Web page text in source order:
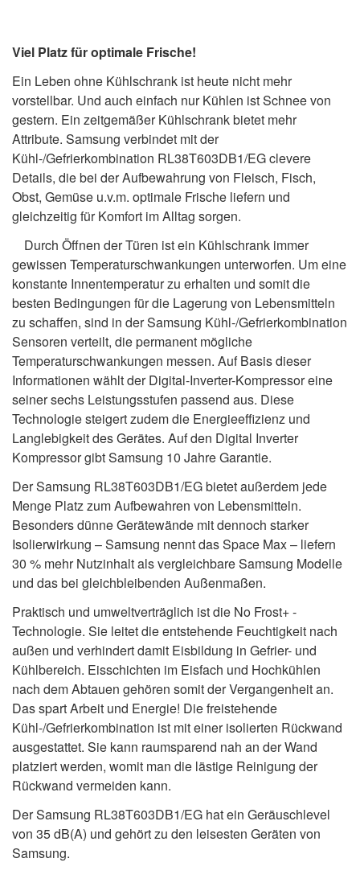
Viel Platz für optimale Frische!
Ein Leben ohne Kühlschrank ist heute nicht mehr
vorstellbar. Und auch einfach nur Kühlen ist Schnee von
gestern. Ein zeitgemäßer Kühlschrank bietet mehr
Attribute. Samsung verbindet mit der
Kühl-/Gefrierkombination RL38T603DB1/EG clevere
Details, die bei der Aufbewahrung von Fleisch, Fisch,
Obst, Gemüse u.v.m. optimale Frische liefern und
gleichzeitig für Komfort im Alltag sorgen.
Durch Öffnen der Türen ist ein Kühlschrank immer
gewissen Temperaturschwankungen unterworfen. Um eine
konstante Innentemperatur zu erhalten und somit die
besten Bedingungen für die Lagerung von Lebensmitteln
zu schaffen, sind in der Samsung Kühl-/Gefrierkombination
Sensoren verteilt, die permanent mögliche
Temperaturschwankungen messen. Auf Basis dieser
Informationen wählt der Digital-Inverter-Kompressor eine
seiner sechs Leistungsstufen passend aus. Diese
Technologie steigert zudem die Energieeffizienz und
Langlebigkeit des Gerätes. Auf den Digital Inverter
Kompressor gibt Samsung 10 Jahre Garantie.
Der Samsung RL38T603DB1/EG bietet außerdem jede
Menge Platz zum Aufbewahren von Lebensmitteln.
Besonders dünne Gerätewände mit dennoch starker
Isolierwirkung – Samsung nennt das Space Max – liefern
30 % mehr Nutzinhalt als vergleichbare Samsung Modelle
und das bei gleichbleibenden Außenmaßen.
Praktisch und umweltverträglich ist die No Frost+ -
Technologie. Sie leitet die entstehende Feuchtigkeit nach
außen und verhindert damit Eisbildung in Gefrier- und
Kühlbereich. Eisschichten im Eisfach und Hochkühlen
nach dem Abtauen gehören somit der Vergangenheit an.
Das spart Arbeit und Energie! Die freistehende
Kühl-/Gefrierkombination ist mit einer isolierten Rückwand
ausgestattet. Sie kann raumsparend nah an der Wand
platziert werden, womit man die lästige Reinigung der
Rückwand vermeiden kann.
Der Samsung RL38T603DB1/EG hat ein Geräuschlevel
von 35 dB(A) und gehört zu den leisesten Geräten von
Samsung.